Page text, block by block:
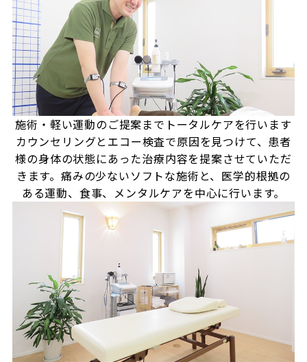
施術・軽い運動のご提案まで トータルケアを行います
カウンセリングとエコー検査で原因を見つけて、患者
様の身体の状態にあった治療内容を提案させていただ
きます。痛みの少ないソフトな施術と、医学的根拠の
ある運動、食事、メンタルケアを中心に行います。